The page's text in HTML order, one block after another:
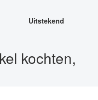
Uitstekend
kochten,